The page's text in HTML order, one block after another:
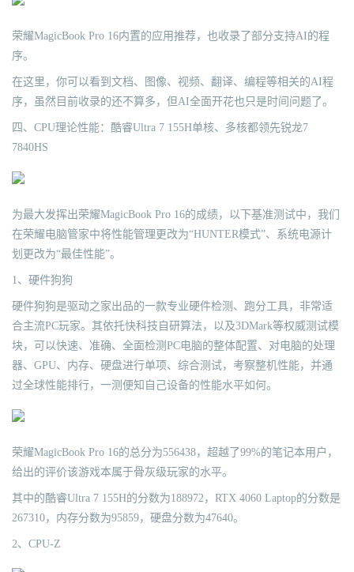
荣耀MagicBook Pro 16内置的应用推荐，也收录了部分支持AI的程
序。
在这里，你可以看到文档、图像、视频、翻译、编程等相关的AI程
序，虽然目前收录的还不算多，但AI全面开花也只是时间问题了。
四、CPU理论性能：酷睿Ultra 7 155H单核、多核都领先锐龙7
7840HS
为最大发挥出荣耀MagicBook Pro 16的成绩，以下基准测试中，我们
在荣耀电脑管家中将性能管理更改为“HUNTER模式”、系统电源计
划更改为“最佳性能”。
1、硬件狗狗
硬件狗狗是驱动之家出品的一款专业硬件检测、跑分工具，非常适
合主流PC玩家。其依托快科技自研算法，以及3DMark等权威测试模
块，可以快速、准确、全面检测PC电脑的整体配置、对电脑的处理
器、GPU、内存、硬盘进行单项、综合测试，考察整机性能，并通
过全球性能排行，一测便知自己设备的性能水平如何。
荣耀MagicBook Pro 16的总分为556438，超越了99%的笔记本用户，
给出的评价该游戏本属于骨灰级玩家的水平。
其中的酷睿Ultra 7 155H的分数为188972，RTX 4060 Laptop的分数是
267310，内存分数为95859，硬盘分数为47640。
2、CPU-Z